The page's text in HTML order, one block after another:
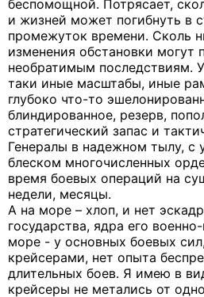
беспомощной. Потрясает,
и жизней может погибнуть в
промежуток времени. Сколь
изменения обстановки могут
необратимым последствиям.
таки иные масштабы, иные
глубоко что-то
блиндированное, резерв,
стратегический запас и
Генералы в надежном тылу, с
блеском многочисленных
время боевых операций на
недели, месяцы.
А на море – хлоп, и нет
государства, ядра его
море - у основных боевых
крейсерами, нет опыта
длительных боев. Я имею в
крейсеры не метались от